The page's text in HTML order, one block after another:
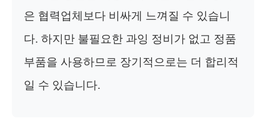
은 협력업체보다 비싸게 느껴질 수 있습니
다. 하지만 불필요한 과잉 정비가 없고 정품
부품을 사용하므로 장기적으로는 더 합리적
일 수 있습니다.